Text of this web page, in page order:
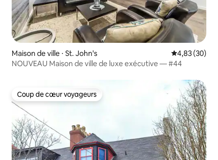
Maison de ville ⋅ St. John's Évaluation
4,83 (30)
NOUVEAU Maison de ville de luxe exécutive — #44
Coup de cœur voyageurs
Coup de cœur voyageurs